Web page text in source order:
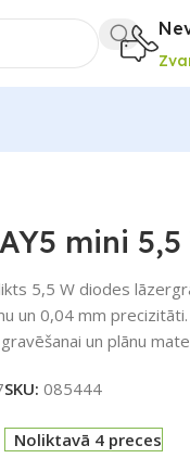
mini
5,5 W diodes
un 0,04 mm
un plānu
SKU: 085444
Noliktavā 4 preces